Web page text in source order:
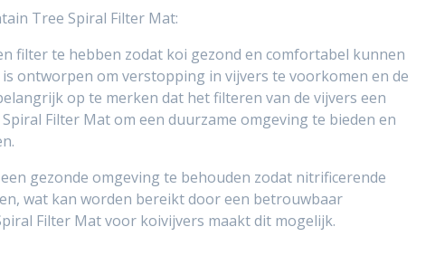
Tree Spiral Filter Mat:
​​filter te hebben zodat koi gezond en comfortabel kunnen
ontworpen om verstopping in vijvers te voorkomen en de
op te merken dat het filteren van de vijvers een
Filter Mat om een ​​duurzame omgeving te bieden en
​​gezonde omgeving te behouden zodat nitrificerende
wat kan worden bereikt door een betrouwbaar
Filter Mat voor koivijvers maakt dit mogelijk.